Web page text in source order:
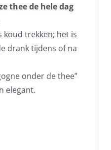
thee de hele dag
koud trekken; het is
drank tijdens of na
onder de thee”
elegant.